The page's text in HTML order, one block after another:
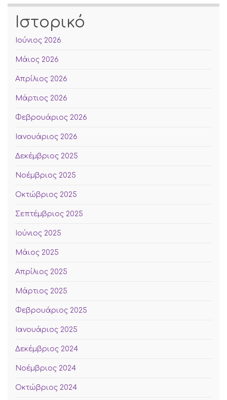
Ιστορικό
Ιούνιος 2026
Μάιος 2026
Απρίλιος 2026
Μάρτιος 2026
Φεβρουάριος 2026
Ιανουάριος 2026
Δεκέμβριος 2025
Νοέμβριος 2025
Οκτώβριος 2025
Σεπτέμβριος 2025
Ιούνιος 2025
Μάιος 2025
Απρίλιος 2025
Μάρτιος 2025
Φεβρουάριος 2025
Ιανουάριος 2025
Δεκέμβριος 2024
Νοέμβριος 2024
Οκτώβριος 2024